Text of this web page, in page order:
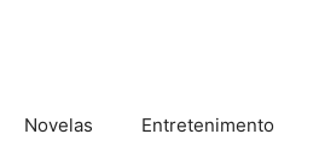
Novelas Entretenimento